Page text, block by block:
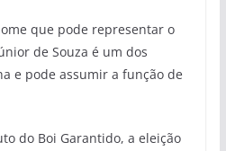
que pode representar o
de Souza é um dos
e pode assumir a função de
do Boi Garantido, a eleição